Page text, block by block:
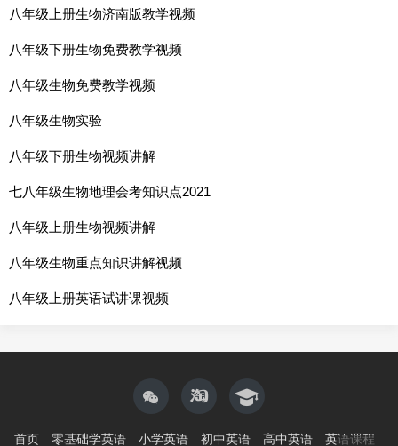
八年级上册生物济南版教学视频
八年级下册生物免费教学视频
八年级生物免费教学视频
八年级生物实验
八年级下册生物视频讲解
七八年级生物地理会考知识点2021
八年级上册生物视频讲解
八年级生物重点知识讲解视频
八年级上册英语试讲课视频
首页 零基础学英语 小学英语 初中英语 高中英语 英语课程